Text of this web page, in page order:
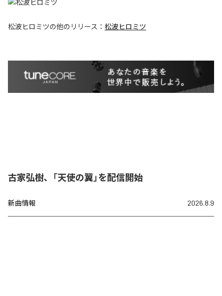
松波ヒロミツの他のリリース： 松波ヒロミツ
古家弘樹、「天使の翼」を配信開始
新曲情報 2026.8.9